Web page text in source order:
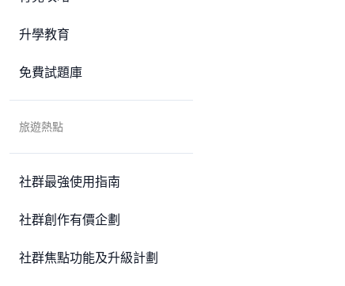
升學教育
免費試題庫
旅遊熱點
社群最強使用指南
社群創作有價企劃
社群焦點功能及升級計劃